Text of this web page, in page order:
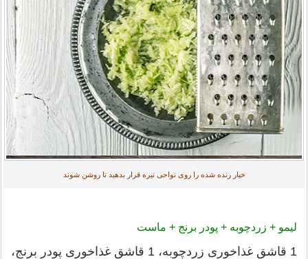
خیار رنده شده را روی نواحی تیره قرار بدهید تا روشن شوند
لیمو + زردچوبه + پودر برنج + ماست
1 قاشق غذاخوری زردچوبه، 1 قاشق غذاخوری پودر برنج،